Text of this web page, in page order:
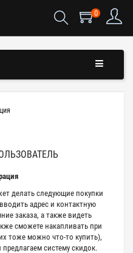
0
делать следующие покупки
адрес и контактную
заказа, а также видеть
сможете накапливать при
тоже можно что-то купить),
систему скидок.